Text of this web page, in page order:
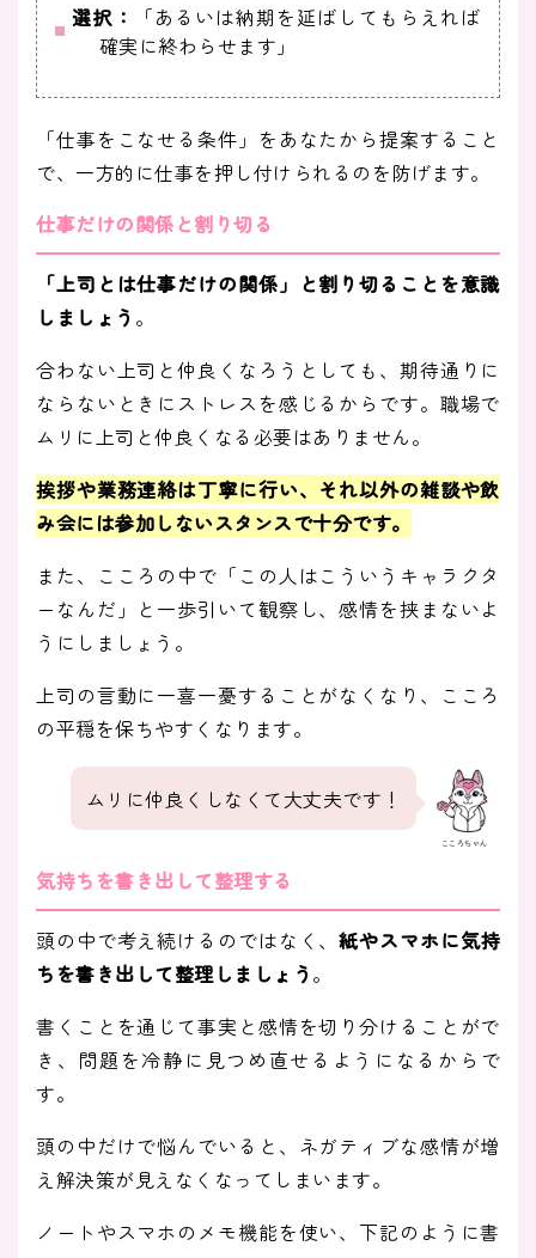
選択：
「あるいは納期を延ばしてもらえれば
確実に終わらせます」
「仕事をこなせる条件」をあなたから提案すること
で、一方的に仕事を押し付けられるのを防げます。
仕事だけの関係と割り切る
「上司とは仕事だけの関係」と割り切ることを意識
しましょう 。
合わない上司と仲良くなろうとしても、期待通りに
ならないときにストレスを感じるからです。職場で
ムリに上司と仲良くなる必要はありません。
挨拶や業務連絡は丁寧に行い、それ以外の雑談や飲
み会には参加しないスタンスで十分です。
また、こころの中で「この人はこういうキャラクタ
ーなんだ」と一歩引いて観察し、感情を挟まないよ
うにしましょう。
上司の言動に一喜一憂することがなくなり、こころ
の平穏を保ちやすくなります。
こころちゃん
ムリに仲良くしなくて大丈夫です！
気持ちを書き出して整理する
頭の中で考え続けるのではなく、紙やスマホに気持
ちを書き出して整理しましょう 。
書くことを通じて事実と感情を切り分けることがで
き、問題を冷静に見つめ直せるようになるからで
す。
頭の中だけで悩んでいると、ネガティブな感情が増
え解決策が見えなくなってしまいます。
ノートやスマホのメモ機能を使い、下記のように書